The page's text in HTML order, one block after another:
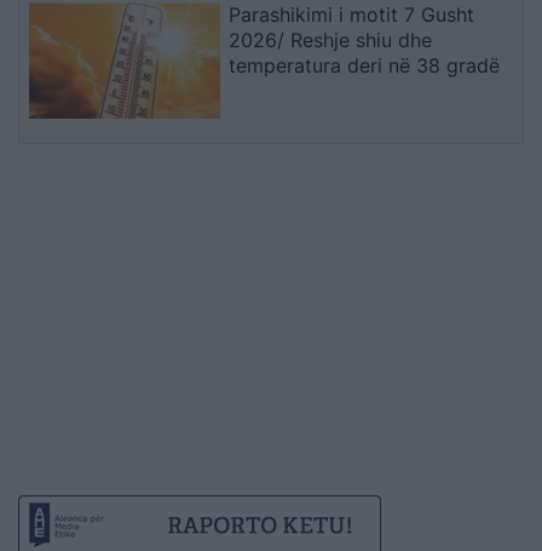
Parashikimi i motit 7 Gusht
2026/ Reshje shiu dhe
temperatura deri në 38 gradë